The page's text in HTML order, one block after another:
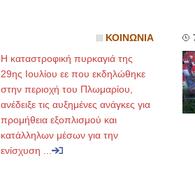
ΚΟΙΝΩΝΙΑ
Η καταστροφική πυρκαγιά της
29ης Ιουλίου εε που εκδηλώθηκε
στην περιοχή του Πλωμαρίου,
ανέδειξε τις αυξημένες ανάγκες για
προμήθεια εξοπλισμού και
κατάλληλων μέσων για την
ενίσχυση ...